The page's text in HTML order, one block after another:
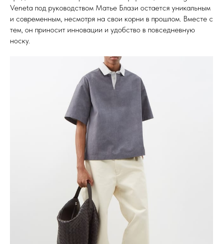
Veneta под руководством Матье Блази остается уникальным
и современным, несмотря на свои корни в прошлом. Вместе с
тем, он приносит инновации и удобство в повседневную
носку.